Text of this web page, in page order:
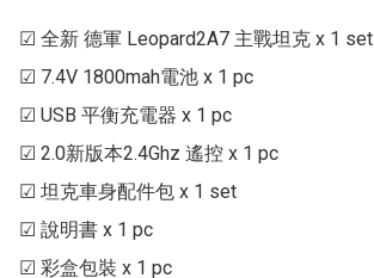
☑ 全新 德軍 Leopard2A7 主戰坦克 x 1 set
☑ 7.4V 1800mah電池 x 1 pc
☑ USB 平衡充電器 x 1 pc
☑ 2.0新版本2.4Ghz 遙控 x 1 pc
☑ 坦克車身配件包 x 1 set
☑ 說明書 x 1 pc
☑ 彩盒包裝 x 1 pc